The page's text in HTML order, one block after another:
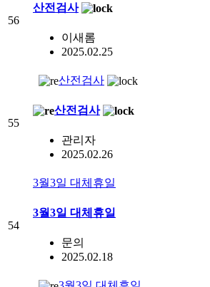
56
산전검사
이새롬
2025.02.25
55
산전검사
산전검사
관리자
2025.02.26
54
3월3일 대체휴일
3월3일 대체휴일
문의
2025.02.18